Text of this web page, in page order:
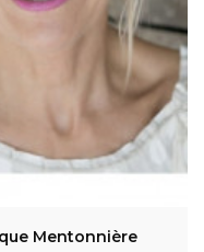
Mentonnière